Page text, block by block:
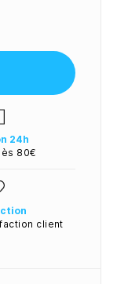
24h
80€
client